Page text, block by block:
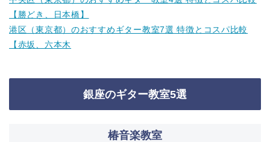
【勝どき、日本橋】
港区（東京都）のおすすめギター教室7選 特徴とコスパ比較
【赤坂、六本木
銀座のギター教室5選
椿音楽教室